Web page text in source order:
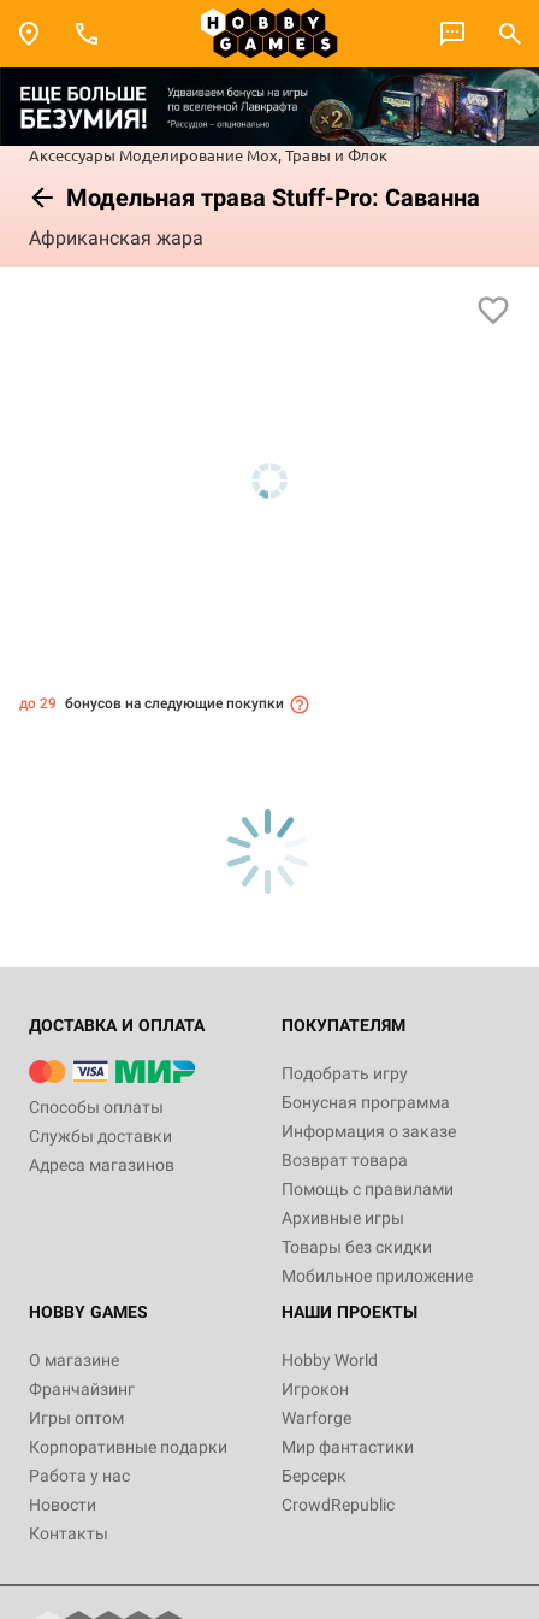
Аксессуары Моделирование Мох, Травы и Флок
Модельная трава Stuff-Pro: Саванна
Африканская жара
до 29 бонусов на следующие покупки
ДОСТАВКА И ОПЛАТА
Способы оплаты
Службы доставки
Адреса магазинов
ПОКУПАТЕЛЯМ
Подобрать игру
Бонусная программа
Информация о заказе
Возврат товара
Помощь с правилами
Архивные игры
Товары без скидки
Мобильное приложение
HOBBY GAMES
О магазине
Франчайзинг
Игры оптом
Корпоративные подарки
Работа у нас
Новости
Контакты
НАШИ ПРОЕКТЫ
Hobby World
Игрокон
Warforge
Мир фантастики
Берсерк
CrowdRepublic